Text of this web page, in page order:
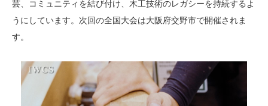
芸、コミュニティを結び付け、木工技術のレガシーを持続するよ
うにしています。次回の全国大会は大阪府交野市で開催されま
す。